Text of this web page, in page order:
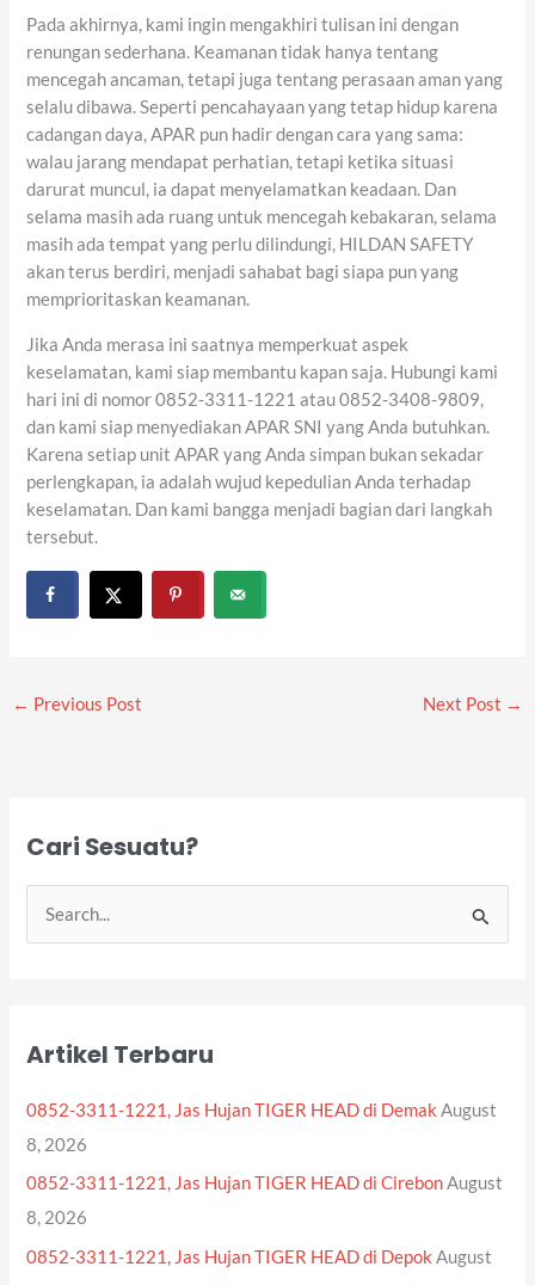
Pada akhirnya, kami ingin mengakhiri tulisan ini dengan
renungan sederhana. Keamanan tidak hanya tentang
mencegah ancaman, tetapi juga tentang perasaan aman yang
selalu dibawa. Seperti pencahayaan yang tetap hidup karena
cadangan daya, APAR pun hadir dengan cara yang sama:
walau jarang mendapat perhatian, tetapi ketika situasi
darurat muncul, ia dapat menyelamatkan keadaan. Dan
selama masih ada ruang untuk mencegah kebakaran, selama
masih ada tempat yang perlu dilindungi, HILDAN SAFETY
akan terus berdiri, menjadi sahabat bagi siapa pun yang
memprioritaskan keamanan.
Jika Anda merasa ini saatnya memperkuat aspek
keselamatan, kami siap membantu kapan saja. Hubungi kami
hari ini di nomor 0852-3311-1221 atau 0852-3408-9809,
dan kami siap menyediakan APAR SNI yang Anda butuhkan.
Karena setiap unit APAR yang Anda simpan bukan sekadar
perlengkapan, ia adalah wujud kepedulian Anda terhadap
keselamatan. Dan kami bangga menjadi bagian dari langkah
tersebut.
← Previous Post Next Post →
Cari Sesuatu?
c
Artikel Terbaru
0852-3311-1221, Jas Hujan TIGER HEAD di Demak August
8, 2026
0852-3311-1221, Jas Hujan TIGER HEAD di Cirebon August
8, 2026
0852-3311-1221, Jas Hujan TIGER HEAD di Depok August